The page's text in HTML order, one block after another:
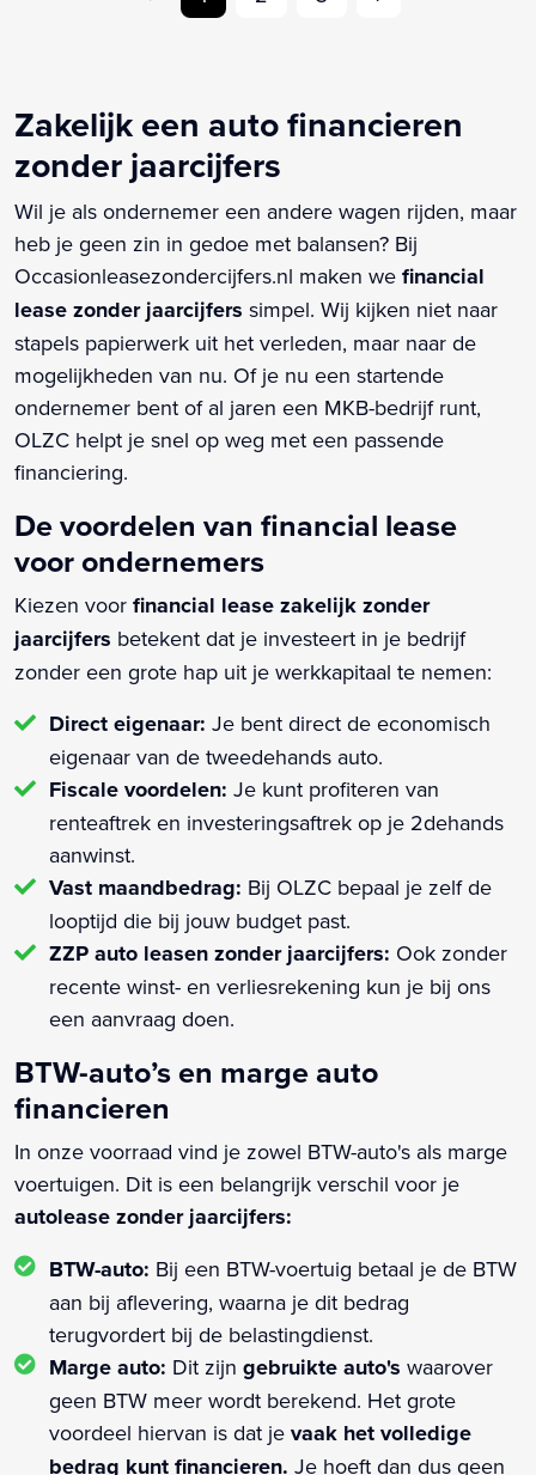
Zakelijk een auto financieren
zonder jaarcijfers
Wil je als ondernemer een andere wagen rijden, maar
heb je geen zin in gedoe met balansen? Bij
Occasionleasezondercijfers.nl maken we financial
lease zonder jaarcijfers simpel. Wij kijken niet naar
stapels papierwerk uit het verleden, maar naar de
mogelijkheden van nu. Of je nu een startende
ondernemer bent of al jaren een MKB-bedrijf runt,
OLZC helpt je snel op weg met een passende
financiering.
De voordelen van financial lease
voor ondernemers
Kiezen voor financial lease zakelijk zonder
jaarcijfers betekent dat je investeert in je bedrijf
zonder een grote hap uit je werkkapitaal te nemen:
Direct eigenaar: Je bent direct de economisch
eigenaar van de tweedehands auto.
Fiscale voordelen: Je kunt profiteren van
renteaftrek en investeringsaftrek op je 2dehands
aanwinst.
Vast maandbedrag: Bij OLZC bepaal je zelf de
looptijd die bij jouw budget past.
ZZP auto leasen zonder jaarcijfers: Ook zonder
recente winst- en verliesrekening kun je bij ons
een aanvraag doen.
BTW-auto’s en marge auto
financieren
In onze voorraad vind je zowel BTW-auto's als marge
voertuigen. Dit is een belangrijk verschil voor je
autolease zonder jaarcijfers:
BTW-auto: Bij een BTW-voertuig betaal je de BTW
aan bij aflevering, waarna je dit bedrag
terugvordert bij de belastingdienst.
Marge auto: Dit zijn gebruikte auto's waarover
geen BTW meer wordt berekend. Het grote
voordeel hiervan is dat je vaak het volledige
bedrag kunt financieren. Je hoeft dan dus geen